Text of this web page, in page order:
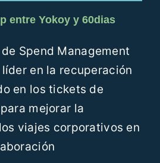
entre Yokoy y 60dias
Spend Management
en la recuperación
en los tickets de
mejorar la
viajes corporativos en